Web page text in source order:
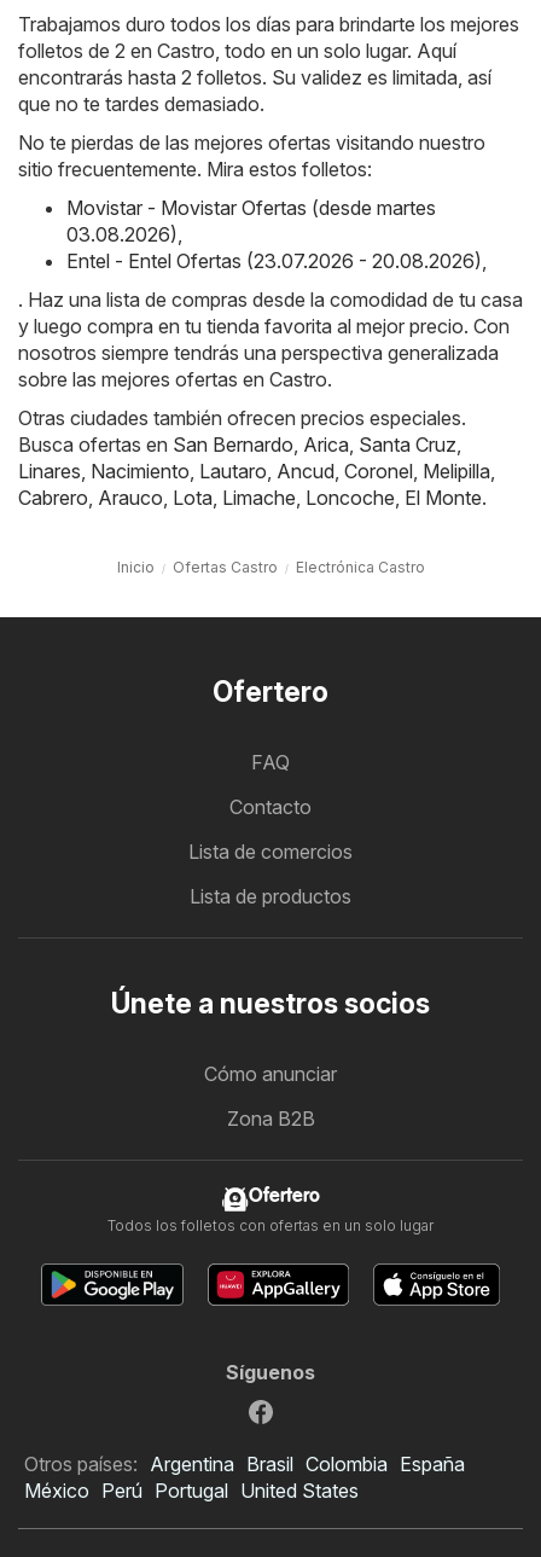
Trabajamos duro todos los días para brindarte los mejores
folletos de 2 en Castro, todo en un solo lugar. Aquí
encontrarás hasta 2 folletos. Su validez es limitada, así
que no te tardes demasiado.
No te pierdas de las mejores ofertas visitando nuestro
sitio frecuentemente. Mira estos folletos:
Movistar - Movistar Ofertas (desde martes
03.08.2026),
Entel - Entel Ofertas (23.07.2026 - 20.08.2026),
. Haz una lista de compras desde la comodidad de tu casa
y luego compra en tu tienda favorita al mejor precio. Con
nosotros siempre tendrás una perspectiva generalizada
sobre las mejores ofertas en Castro.
Otras ciudades también ofrecen precios especiales.
Busca ofertas en San Bernardo, Arica, Santa Cruz,
Linares, Nacimiento, Lautaro, Ancud, Coronel, Melipilla,
Cabrero, Arauco, Lota, Limache, Loncoche, El Monte.
Inicio Ofertas Castro Electrónica Castro
Ofertero
FAQ
Contacto
Lista de comercios
Lista de productos
Únete a nuestros socios
Cómo anunciar
Zona B2B
Ofertero
Todos los folletos con ofertas en un solo lugar
Síguenos
Otros países: Argentina Brasil Colombia España
México Perú Portugal United States